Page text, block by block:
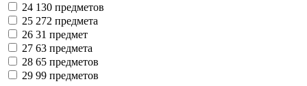
24 130 предметов
25 272 предмета
26 31 предмет
27 63 предмета
28 65 предметов
29 99 предметов